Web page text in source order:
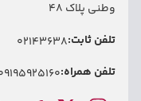
وطنی پلاک 48
تلفن ثابت:02143638
تلفن همراه: